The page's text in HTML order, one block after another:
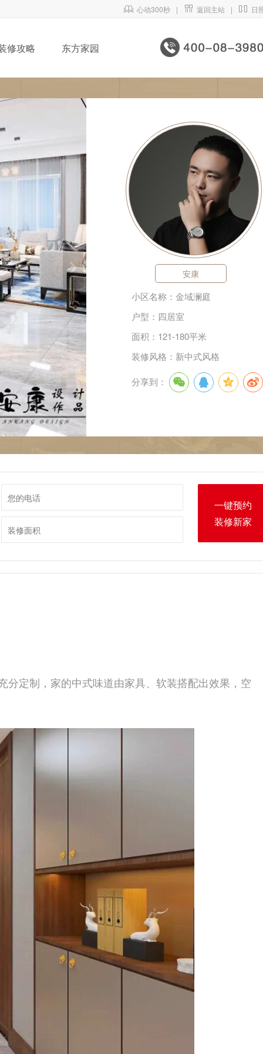
 心动300秒 |  返回主站 |  日
修攻略 东方家园
安康
小区名称：金域澜庭
户型：四居室
面积：121-180平米
装修风格：新中式风格
分享到：
一键预约
装修新家
定制，家的中式味道由家具、软装搭配出效果，空